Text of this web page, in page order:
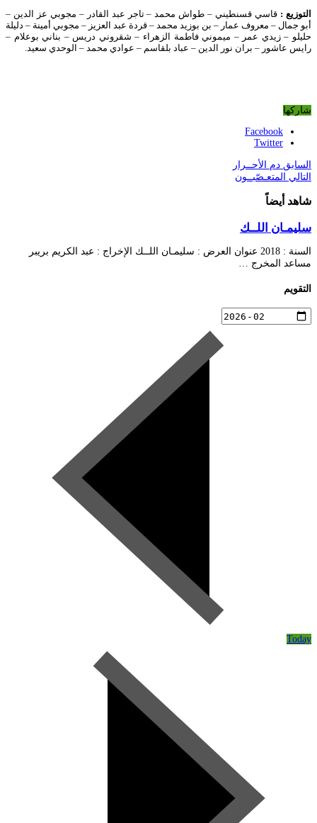
التوزيع : قاسي قسنطيني – طواش محمد – تاجر عبد القادر – مجوبي عز الدين –
أبو جمال – معروف عمار – بن بوزيد محمد – قردة عبد العزيز – مجوبي أمينة – دليلة
حليلو – زيدي عمر – ميموني فاطمة الزهراء – شقروني دريس – بناني بوعلام –
رايس عاشور – بران نور الدين – عباد بلقاسم – عوادي محمد – الوحدي سعيد.
شاركها
Facebook
Twitter
السابق دم الأحــرار
التالي المتعـصّبــون
شاهد أيضاً
سليمـان اللــك
السنة : 2018 عنوان العرض : سليمـان اللــك الإخراج : عبد الكريم بريبر
مساعد المخرج …
التقويم
Today